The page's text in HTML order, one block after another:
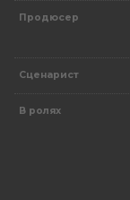
Продюсер
Сценарист
В ролях